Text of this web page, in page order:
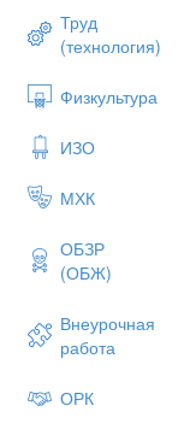
Труд
(технология)
Физкультура
ИЗО
МХК
ОБЗР
(ОБЖ)
Внеурочная
работа
ОРК